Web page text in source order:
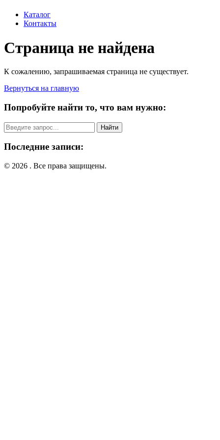
Каталог
Контакты
Страница не найдена
К сожалению, запрашиваемая страница не существует.
Вернуться на главную
Попробуйте найти то, что вам нужно:
Поиск:
Последние записи:
© 2026 . Все права защищены.